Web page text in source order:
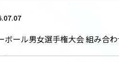
ボール男女選手権大会 組み合